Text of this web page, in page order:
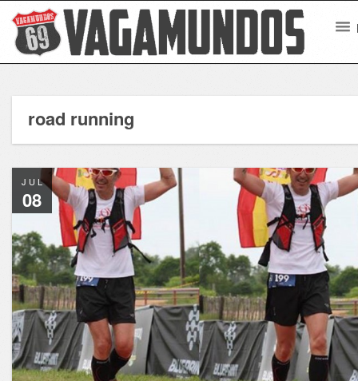
road running
JUL
08